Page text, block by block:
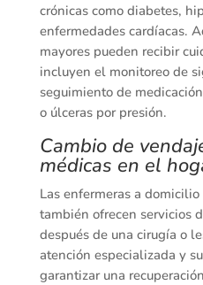
crónicas como diabetes,
enfermedades cardíacas.
mayores pueden recibir
incluyen el monitoreo de
seguimiento de
o úlceras por presión.
Cambio de
médicas en el
Las enfermeras a
también ofrecen servicios
después de una cirugía o
atención especializada y
garantizar una